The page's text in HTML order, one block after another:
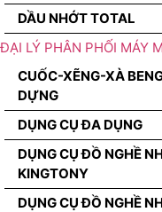
DẦU NHỚT TOTAL
ĐẠI LÝ PHÂN PHỐI MÁY
CUỐC-XẼNG-XÀ
DỰNG
DỤNG CỤ ĐA DỤNG
DỤNG CỤ ĐỒ NGHỀ
KINGTONY
DỤNG CỤ ĐỒ NGHỀ